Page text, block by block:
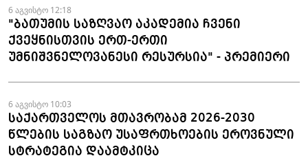
6 აგვისტო 12:18
"ბათუმის საზღვაო აკადემია ჩვენი
ქვეყნისთვის ერთ-ერთი
უმნიშვნელოვანესი რესურსია" - პრემიერი
6 აგვისტო 10:03
საქართველოს მთავრობამ 2026-2030
წლების საგზაო უსაფრთხოების ეროვნული
სტრატეგია დაამტკიცა